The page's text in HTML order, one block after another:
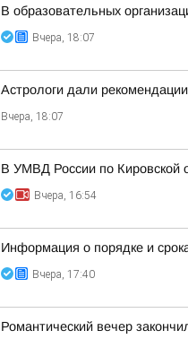
В образовательных
Вчера, 18:07
Астрологи дали
Вчера, 18:07
В УМВД России по Кировской
Вчера, 16:54
Информация о порядке и
Вчера, 17:40
Романтический вечер